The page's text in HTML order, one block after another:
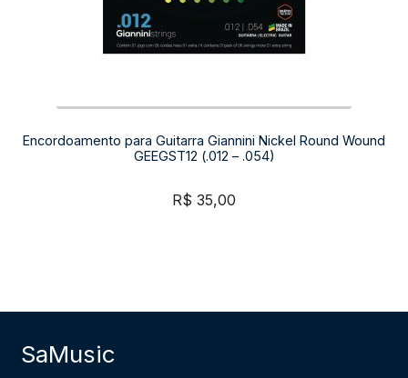
Encordoamento para Guitarra Giannini Nickel Round Wound
GEEGST12 (.012 – .054)
R$ 35,00
SaMusic